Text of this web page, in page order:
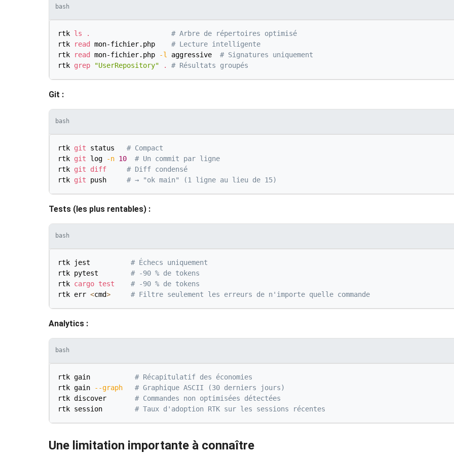
bash
rtk ls .
# Arbre de répertoires optimisé
rtk
read mon-fichier.php # Lecture intelligente
rtk
read mon-fichier.php -l aggressive # Signatures uniquement
rtk grep "UserRepository" . # Résultats groupés
Git :
bash
rtk git status # Compact
rtk git log -n 10
# Un commit par ligne
rtk git diff
# Diff condensé
rtk git push # → "ok main" (1 ligne au lieu de 15)
Tests (les plus rentables) :
bash
rtk jest # Échecs uniquement
rtk pytest # -90 % de tokens
rtk cargo test
# -90 % de tokens
rtk err <cmd> # Filtre seulement les erreurs de n'importe quelle commande
Analytics :
bash
rtk gain # Récapitulatif des économies
rtk gain
--graph
# Graphique ASCII (30 derniers jours)
rtk discover # Commandes non optimisées détectées
rtk session # Taux d'adoption RTK sur les sessions récentes
Une limitation importante à connaître